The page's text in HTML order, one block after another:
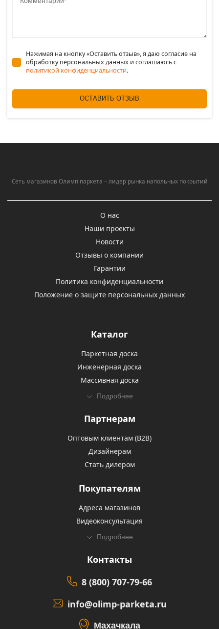
Нажимая на кнопку «Оставить отзыв», я даю согласие на
обработку персональных данных и соглашаюсь c
политикой конфиденциальности.
ОСТАВИТЬ ОТЗЫВ
Сеть магазинов Олимп паркета – лидер рынка напольных покрытий
О нас
Наши проекты
Новости
Отзывы о компании
Гарантии
Политика конфиденциальности
Положение о защите персональных данных
Каталог
Паркетная доска
Инженерная доска
Массивная доска
Подробнее
Партнерам
Оптовым клиентам (В2В)
Дизайнерам
Стать дилером
Покупателям
Адреса магазинов
Видеоконсультация
Подробнее
Контакты
8 (800) 707-79-66
info@olimp-parketa.ru
Махачкала